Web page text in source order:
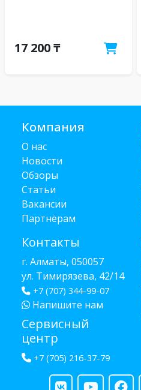
17 200 ₸
Компания
О нас
Новости
Обзоры
Статьи
Вакансии
Партнёрам
Контакты
г. Алматы, 050057
ул. Тимирязева, 42/14
+7 (707) 344-99-07
Напишите нам
Сервисный
центр
+7 (705) 216-37-79